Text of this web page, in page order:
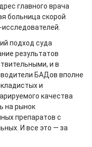
главного врача
больница скорой
подход суда
результатов
и в
БАДов вполне
и
качества
на рынок
препаратов с
И все это — за